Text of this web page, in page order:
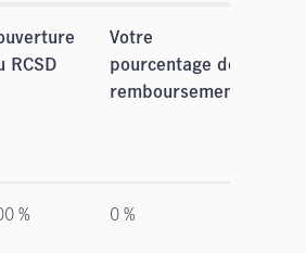
RCSD
Votre
pourcentage de
remboursement
% 0 %